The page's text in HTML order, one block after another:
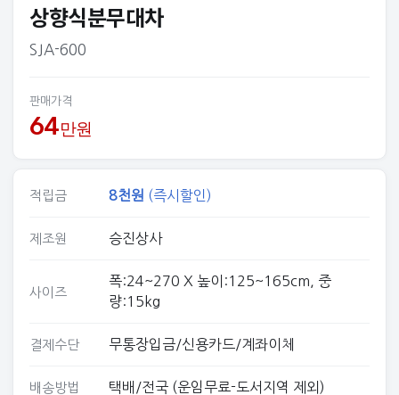
상향식분무대차
SJA-600
판매가격
64만원
적립금 8천원 (즉시할인)
제조원 승진상사
사이즈
폭:24~270 X 높이:125~165cm, 중
량:15kg
결제수단 무통장입금/신용카드/계좌이체
배송방법 택배/전국 (운임무료-도서지역 제외)